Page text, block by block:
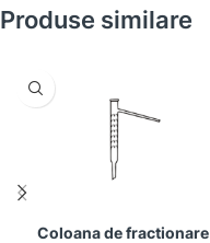
Produse similare
Coloana de fractionare